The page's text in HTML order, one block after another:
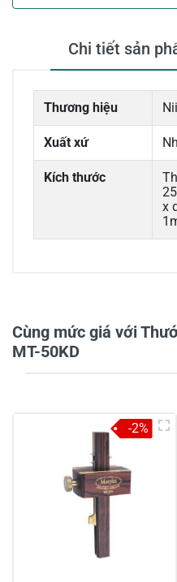
Chi tiết sản
Thương hiệu
Xuất xứ
Kích thước
x
1
Chia sẻ nhận
Cùng mức giá với
MT-50KD
-2%